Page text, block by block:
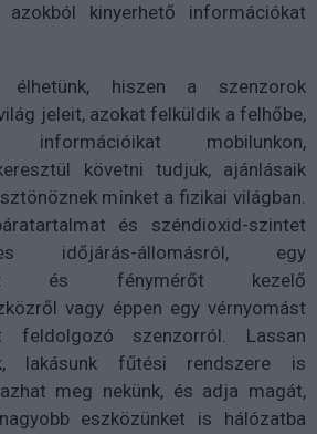
kinyerhető információkat
élhetünk, hiszen a szenzorok
jeleit, azokat felküldik a felhőbe,
mobilunkon,
követni tudjuk, ajánlásaik
minket a fizikai világban.
és széndioxid-szintet
időjárás-állomásról, egy
és fénymérőt kezelő
vagy éppen egy vérnyomást
feldolgozó szenzorról. Lassan
lakásunk fűtési rendszere is
meg nekünk, és adja magát,
eszközünket is hálózatba